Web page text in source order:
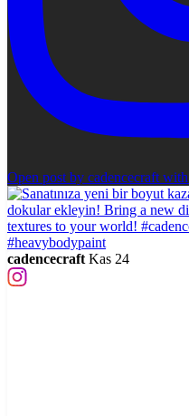
Open post by cadencecraft
cadencecraft Kas 24